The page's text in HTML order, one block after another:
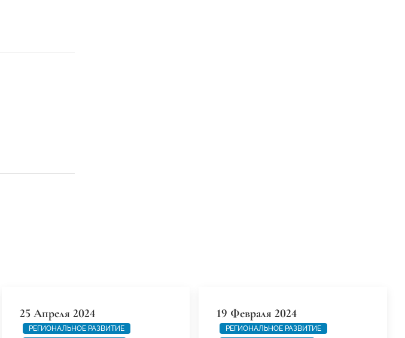
25 Апреля 2024
РЕГИОНАЛЬНОЕ РАЗВИТИЕ
19 Февраля 2024
РЕГИОНАЛЬНОЕ РАЗВИТИЕ